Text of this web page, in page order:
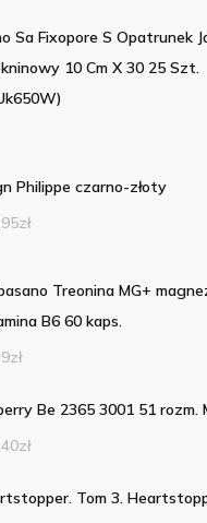
Sa Fixopore S Opatrunek
10 Cm X 30 25 Szt.
Philippe czarno-złoty
zł
Treonina MG+
B6 60 kaps.
zł
Be 2365 3001 51 rozm.
zł
Tom 3.